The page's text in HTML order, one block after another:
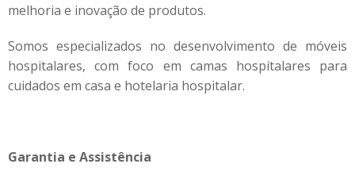
melhoria e inovação de produtos.
Somos especializados no desenvolvimento de móveis
hospitalares, com foco em camas hospitalares para
cuidados em casa e hotelaria hospitalar.
Garantia e Assistência